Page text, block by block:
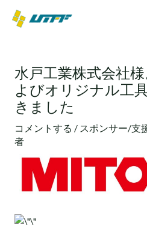
水戸工業株式会社
よびオリジナル工
きました
コメントする / スポンサー/支
者
ナ
ビ
ゲ
ー
シ
ン